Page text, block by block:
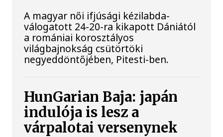
A magyar női ifjúsági kézilabda-
válogatott 24-20-ra kikapott Dániától
a romániai korosztályos
világbajnokság csütörtöki
negyeddöntőjében, Pitesti-ben.
HunGarian Baja: japán
indulója is lesz a
várpalotai versenynek